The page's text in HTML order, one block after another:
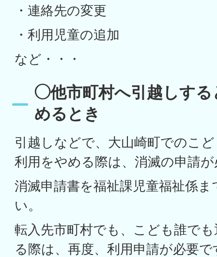
・連絡先の変更
・利用児童の追加
など・・・
◯他市町村へ引越しする
めるとき
引越しなどで、大山崎町でのこ
利用をやめる際は、消滅の申請
消滅申請書を福祉課児童福祉係
い。
転入先市町村でも、こども誰で
る際は、再度、利用申請が必要で